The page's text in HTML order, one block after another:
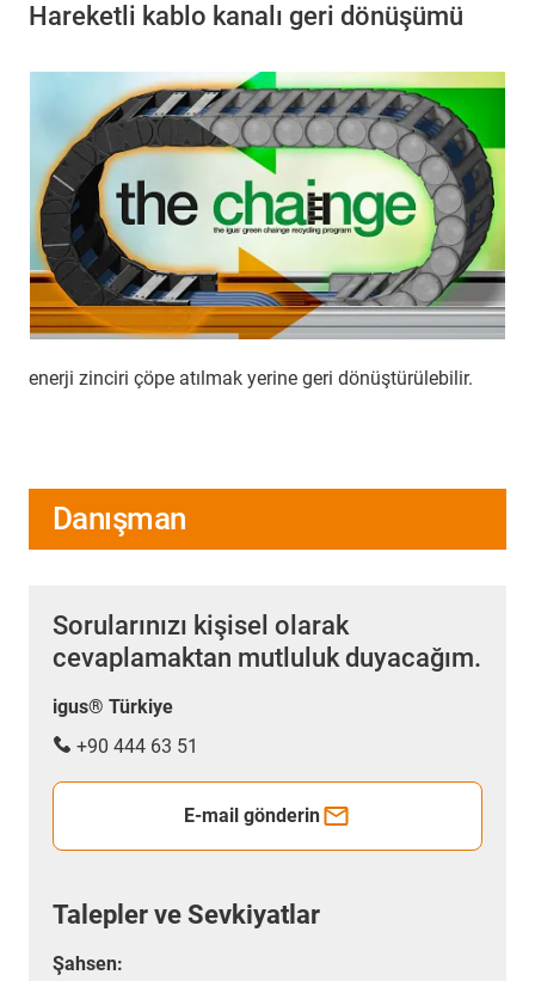
Hareketli kablo kanalı geri dönüşümü
enerji zinciri çöpe atılmak yerine geri dönüştürülebilir.
Danışman
Sorularınızı kişisel olarak
cevaplamaktan mutluluk duyacağım.
igus® Türkiye
+90 444 63 51
E-mail gönderin
Talepler ve Sevkiyatlar
Şahsen: